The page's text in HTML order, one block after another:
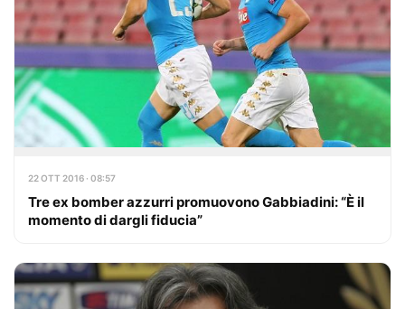
22 OTT 2016 · 08:57
Tre ex bomber azzurri promuovono Gabbiadini: “È il
momento di dargli fiducia”